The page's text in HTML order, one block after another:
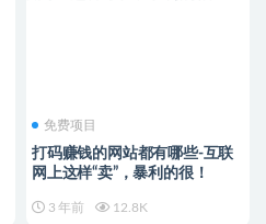
免费项目
打码赚钱的网站都有哪些-互联
网上这样“卖”，暴利的很！
3 年前 12.8K